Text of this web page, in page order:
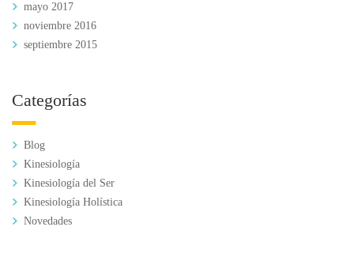
mayo 2017
noviembre 2016
septiembre 2015
Categorías
Blog
Kinesiología
Kinesiología del Ser
Kinesiología Holística
Novedades